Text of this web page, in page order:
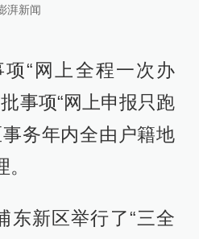
湃新闻
“网上全程一次办
事项“网上申报只跑
务年内全由户籍地
东新区举行了“三全